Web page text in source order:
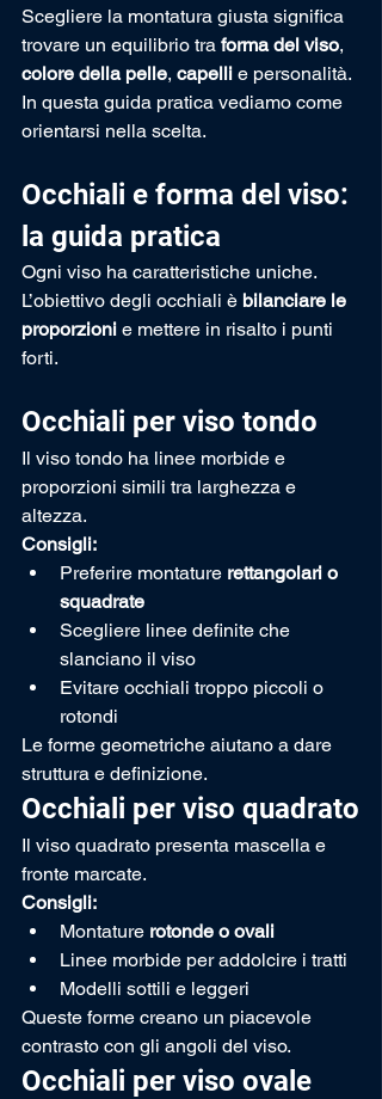
Scegliere la montatura giusta significa
trovare un equilibrio tra forma del viso,
colore della pelle, capelli e personalità.
In questa guida pratica vediamo come
orientarsi nella scelta.
Occhiali e forma del viso:
la guida pratica
Ogni viso ha caratteristiche uniche.
L’obiettivo degli occhiali è bilanciare le
proporzioni e mettere in risalto i punti
forti.
Occhiali per viso tondo
Il viso tondo ha linee morbide e
proporzioni simili tra larghezza e
altezza.
Consigli:
Preferire montature rettangolari o
squadrate
Scegliere linee definite che
slanciano il viso
Evitare occhiali troppo piccoli o
rotondi
Le forme geometriche aiutano a dare
struttura e definizione.
Occhiali per viso quadrato
Il viso quadrato presenta mascella e
fronte marcate.
Consigli:
Montature rotonde o ovali
Linee morbide per addolcire i tratti
Modelli sottili e leggeri
Queste forme creano un piacevole
contrasto con gli angoli del viso.
Occhiali per viso ovale